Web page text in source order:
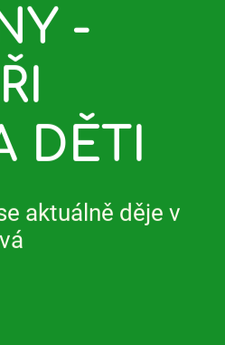
-
DĚTI
aktuálně děje v